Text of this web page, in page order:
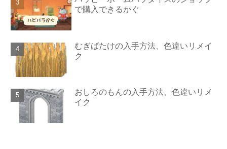
で購入できるかぐ
むぎばたけの入手方法、色違いリメイ
ク
おしろのもんの入手方法、色違いリメ
イク